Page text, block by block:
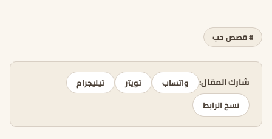
# قصص حب
شارك المقال: واتساب تويتر
تيليجرام
نسخ الرابط